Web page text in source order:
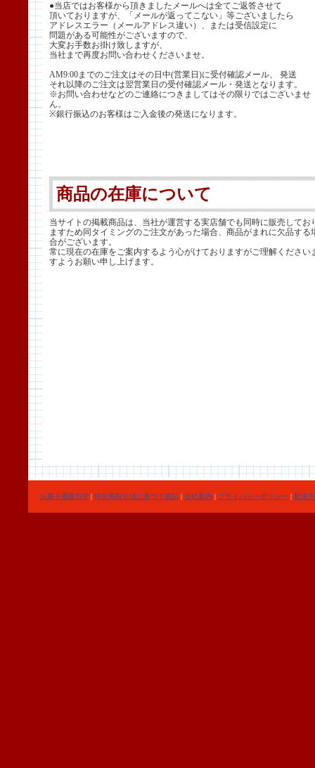
●当店ではお客様から頂きましたメールへは全てご返答させて
頂いておりますが、「メールが返ってこない」等ございましたら
アドレスエラー（メールアドレス違い）、または受信設定に
問題がある可能性がございますので、
大変お手数お掛け致しますが、
当社まで再度お問い合わせくださいませ。
AM9:00までのご注文はその日中(営業日)に受付確認メール、 発送
それ以降のご注文は翌営業日の受付確認メール・発送となります。
※お問い合わせなどのご連絡につきましてはその限りではございませ
ん。
※銀行振込のお客様はご入金後の発送になります。
商品の在庫について
当サイトの掲載商品は、当社が運営する実店舗でも同時に販売してお
ますため同タイミングのご注文があった場合、商品がまれに欠品する
合がございます。
常に現在の在庫をご案内するよう心がけておりますがご理解ください
すようお願い申し上げます。
お菓子通販TOP | 特定商取引法に基づく表記 | 会社案内 | プライバシーポリシー | 配送